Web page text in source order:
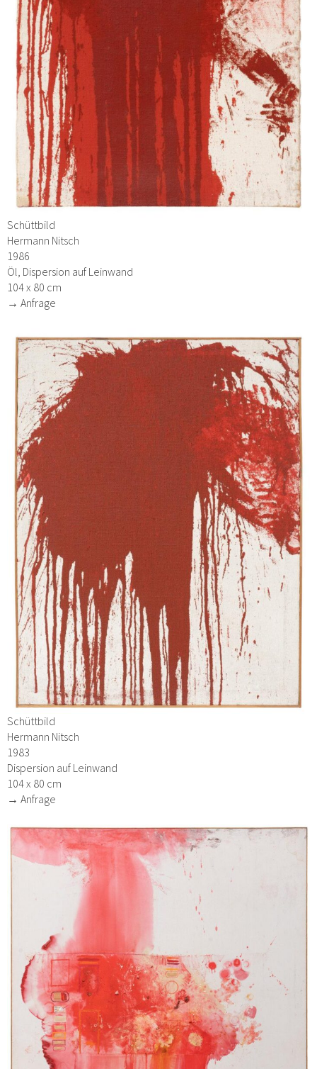
Schüttbild
Hermann Nitsch
1986
Öl, Dispersion auf Leinwand
104 x 80 cm
→ Anfrage
Schüttbild
Hermann Nitsch
1983
Dispersion auf Leinwand
104 x 80 cm
→ Anfrage